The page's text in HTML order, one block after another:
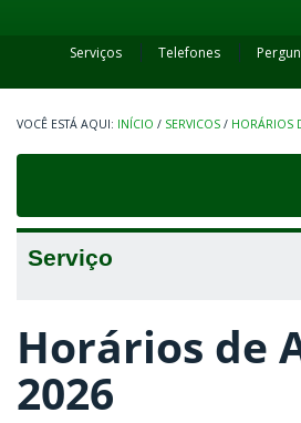
Serviços Telefones
INÍCIO / SERVICOS / HORÁRIOS
Serviço
Horários de
2026